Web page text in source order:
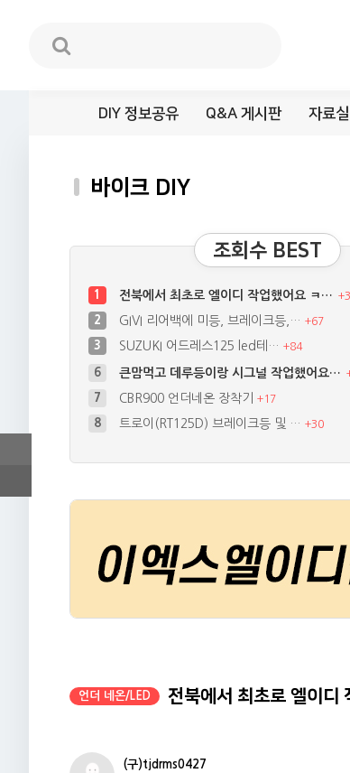
DIY 정보공유 Q&A 게시판 자료실
바이크 DIY
조회수 BEST
6 큰맘먹고 데루등이랑 시그널 작업했어요…
7 CBR900 언더네온 장착기 +17
8 트로이(RT125D) 브레이크등 및 … +30
4 간단한 언더네온 작업+26
1 전북에서 최초로 엘이디 작업했어요 ㅋ… +
2 GIVI 리어백에 미등, 브레이크등,… +67
3 SUZUKI 어드레스125 led테… +84
언더 네온/LED 전북에서 최초로 엘이디
(구)tjdrms0427